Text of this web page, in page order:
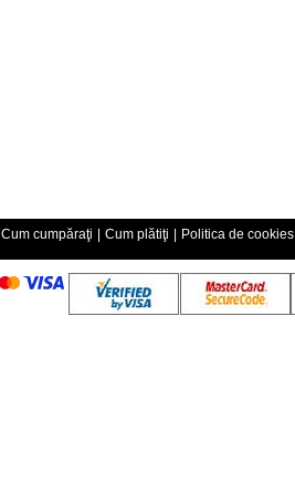
Cum cumpăraţi | Cum plătiţi | Politica de cookies